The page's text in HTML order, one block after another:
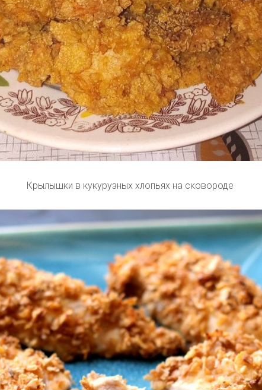
Крылышки в кукурузных хлопьях на сковороде